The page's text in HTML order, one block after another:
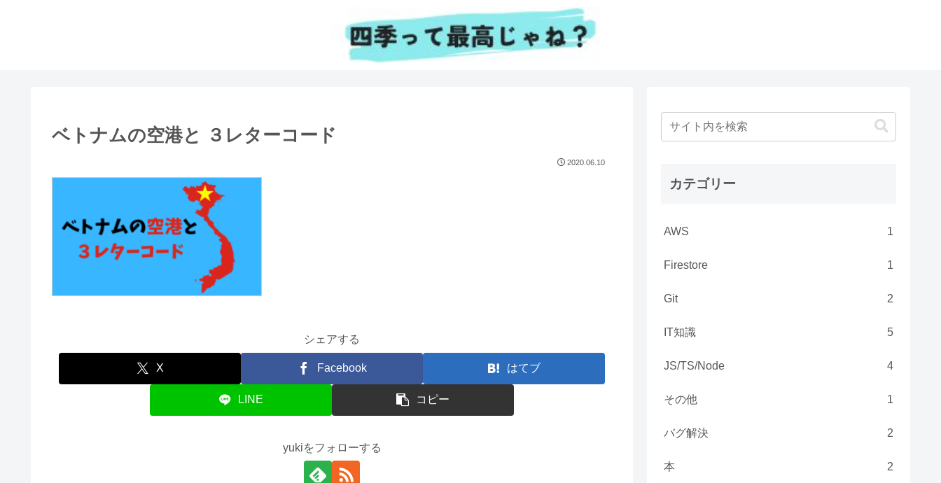
ベトナムの空港と ３レターコード
2020.06.10
シェアする
X Facebook はてブ
LINE コピー
yukiをフォローする
カテゴリー
AWS 1
Firestore 1
Git 2
IT知識 5
JS/TS/Node 4
その他 1
バグ解決 2
本 2